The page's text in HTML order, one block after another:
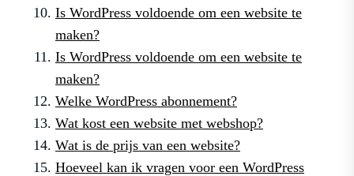
Is WordPress voldoende om een website te
maken?
Is WordPress voldoende om een ​​website te
maken?
Welke WordPress abonnement?
Wat kost een website met webshop?
Wat is de prijs van een website?
Hoeveel kan ik vragen voor een WordPress